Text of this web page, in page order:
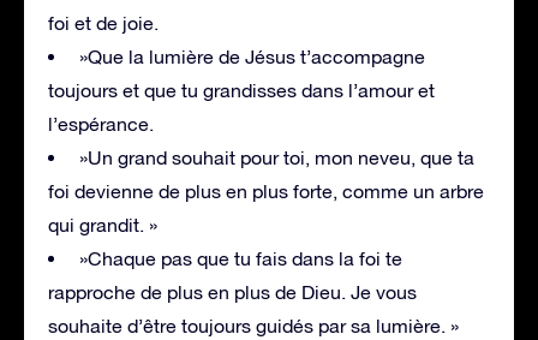
foi et de joie.
»Que la lumière de Jésus t’accompagne
toujours et que tu grandisses dans l’amour et
l’espérance.
»Un grand souhait pour toi, mon neveu, que ta
foi devienne de plus en plus forte, comme un arbre
qui grandit. »
»Chaque pas que tu fais dans la foi te
rapproche de plus en plus de Dieu. Je vous
souhaite d’être toujours guidés par sa lumière. »